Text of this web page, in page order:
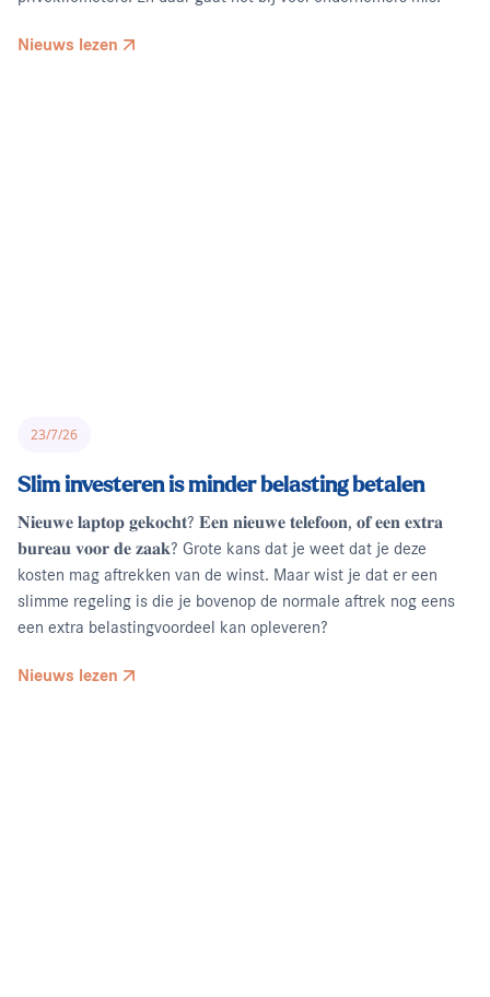
Nieuws lezen
23/7/26
Slim investeren is minder belasting betalen
𝐍𝐢𝐞𝐮𝐰𝐞 𝐥𝐚𝐩𝐭𝐨𝐩 𝐠𝐞𝐤𝐨𝐜𝐡𝐭? 𝐄𝐞𝐧 𝐧𝐢𝐞𝐮𝐰𝐞 𝐭𝐞𝐥𝐞𝐟𝐨𝐨𝐧, 𝐨𝐟 𝐞𝐞𝐧 𝐞𝐱𝐭𝐫𝐚
𝐛𝐮𝐫𝐞𝐚𝐮 𝐯𝐨𝐨𝐫 𝐝𝐞 𝐳𝐚𝐚𝐤? Grote kans dat je weet dat je deze
kosten mag aftrekken van de winst. Maar wist je dat er een
slimme regeling is die je bovenop de normale aftrek nog eens
een extra belastingvoordeel kan opleveren?
Nieuws lezen